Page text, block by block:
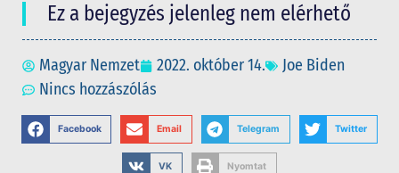
Ez a bejegyzés jelenleg nem elérhető
Magyar Nemzet 2022. október 14.
Joe Biden
Nincs hozzászólás
Facebook Email Telegram Twitter
VK Nyomtat